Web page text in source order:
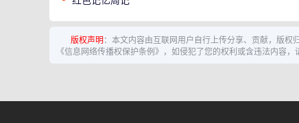
版权声明 ：本文内容由互联网用户自行上传分享、贡献，版
《信息网络传播权保护条例》，如侵犯了您的权利或含违法内容